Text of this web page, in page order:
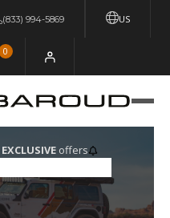
US
(833) 994-5869
0
EXCLUSIVEoffers